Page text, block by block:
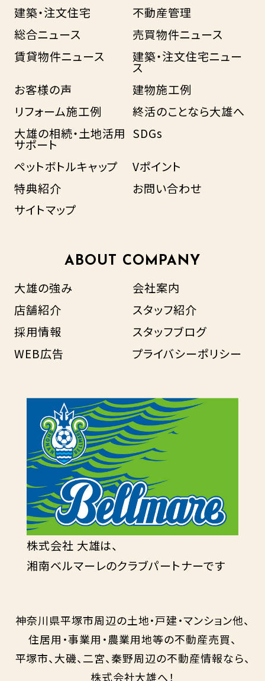
建築・注文住宅
不動産管理
総合ニュース
売買物件ニュース
賃貸物件ニュース
建築・注文住宅ニュー
ス
お客様の声
建物施工例
リフォーム施工例
終活のことなら大雄へ
大雄の相続・土地活用
サポート
SDGs
ペットボトルキャップ
Vポイント
特典紹介
お問い合わせ
サイトマップ
ABOUT COMPANY
大雄の強み
会社案内
店舗紹介
スタッフ紹介
採用情報
スタッフブログ
WEB広告
プライバシーポリシー
株式会社 大雄は、
湘南ベルマーレのクラブパートナーです
神奈川県平塚市周辺の土地・戸建・マンション他、
住居用・事業用・農業用地等の不動産売買、
平塚市、大磯、二宮、秦野周辺の不動産情報なら、
株式会社大雄へ！